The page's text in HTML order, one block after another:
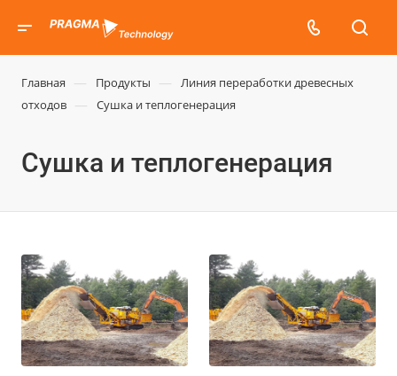
Главная — Продукты —
Линия переработки древесных
отходов — Сушка и теплогенерация
Сушка и теплогенерация